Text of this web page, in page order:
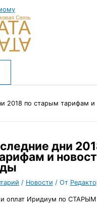
2018 по старым тарифам и
дни
и
/ Новости / От
оплат Иридиум по